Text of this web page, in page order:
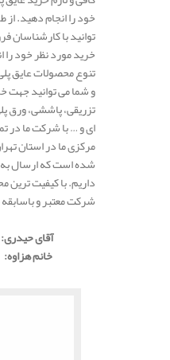
توانید با کارشناسان
خرید مورد نظر خود را
تنوع محصولات عایق
و شما می توانید جهت
تزریقی، پاششی، ورق
ای و … با شرکت ما
مرکزی ما در استان
شده است که ارسال
داریم. با کیفیت ترین
شرکت معتبر و
آقای حیدری:
خانم هزاوه: